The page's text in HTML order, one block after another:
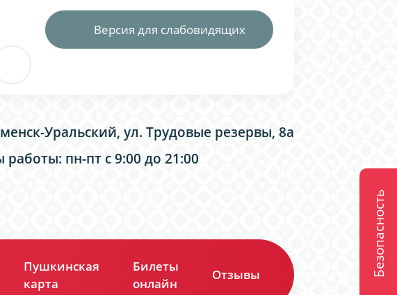
Версия для слабовидящих
Уральский, ул. Трудовые резервы, 8а
работы: пн-пт с 9:00 до 21:00
Пушкинская
карта
Билеты
онлайн
Отзывы Контакты Безопасность